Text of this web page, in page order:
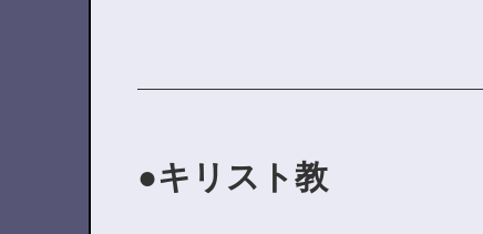
キリスト教